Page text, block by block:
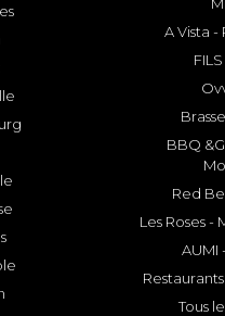
A Vista
BBQ
Red
Les Roses -
AUMI
Tous